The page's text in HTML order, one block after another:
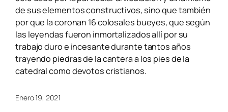
de sus elementos constructivos, sino que también
por que la coronan 16 colosales bueyes, que según
las leyendas fueron inmortalizados allí por su
trabajo duro e incesante durante tantos años
trayendo piedras de la cantera a los pies de la
catedral como devotos cristianos.
Enero 19, 2021